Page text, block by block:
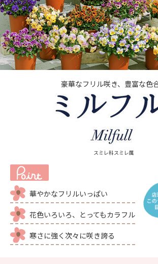
豪華なフリル咲き、豊富な色
スミレ科スミレ属
華やかなフリルいっぱい
花色いろいろ、とってもカラフル
寒さに強く次々に咲き誇る